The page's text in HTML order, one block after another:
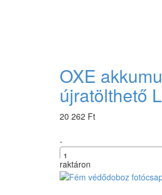
OXE
újratölthető
20 262 Ft
-
+
raktáron